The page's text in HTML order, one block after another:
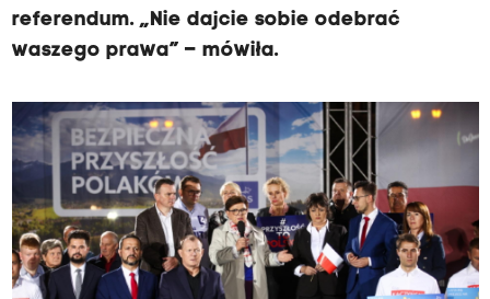
referendum. „Nie dajcie sobie odebrać
waszego prawa” – mówiła.